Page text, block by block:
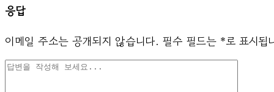
응답
이메일 주소는 공개되지 않습니다. 필수 필드는 *로 표시됩